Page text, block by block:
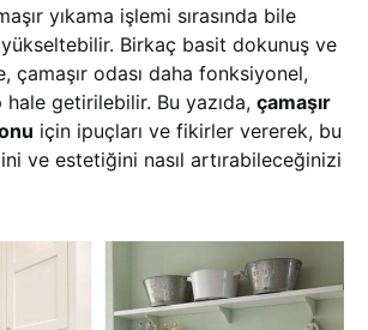
yıkama işlemi sırasında bile
yükseltebilir. Birkaç basit dokunuş ve
çamaşır odası daha fonksiyonel,
getirilebilir. Bu yazıda, çamaşır
için ipuçları ve fikirler vererek, bu
ve estetiğini nasıl artırabileceğinizi